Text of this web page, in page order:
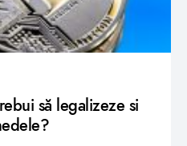
să legalizeze si